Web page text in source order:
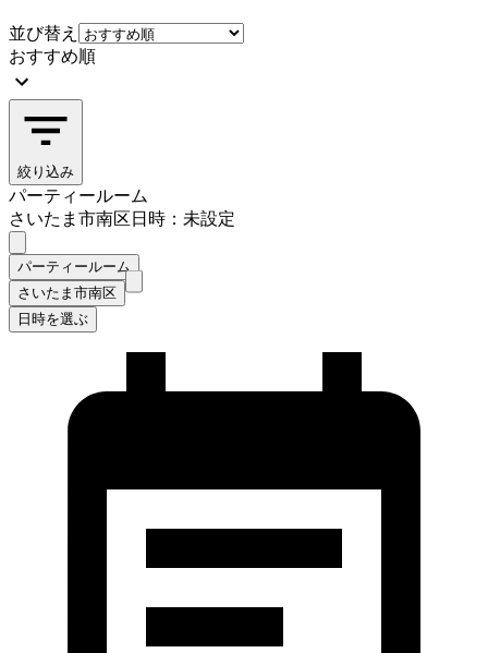
並び替え
おすすめ順
絞り込み
パーティールーム
さいたま市南区日時：未設定
パーティールーム
さいたま市南区
日時を選ぶ